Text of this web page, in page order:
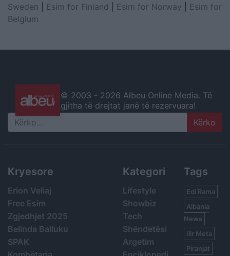
Sweden
Esim for Finland Esim for Norway
Esim for
Belgium
© 2003 - 2026 Albeu Online Media. Të
gjitha të drejtat janë të rezervuara!
Search
Kryesore
Erion Veliaj
Free Esim
Zgjedhjet 2025
Belinda Balluku
SPAK
Kategori
Lifestyle
Showbiz
Tech
Shëndetësi
Argetim
Tags
Edi Rama
Albania
News
Ilir Meta
Piranjat